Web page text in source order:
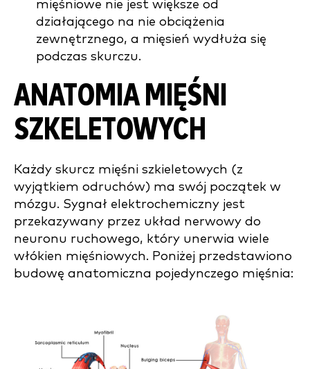
mięśniowe nie jest większe od
działającego na nie obciążenia
zewnętrznego, a mięsień wydłuża się
podczas skurczu.
ANATOMIA MIĘŚNI
SZKELETOWYCH
Każdy skurcz mięśni szkieletowych (z
wyjątkiem odruchów) ma swój początek w
mózgu. Sygnał elektrochemiczny jest
przekazywany przez układ nerwowy do
neuronu ruchowego, który unerwia wiele
włókien mięśniowych. Poniżej przedstawiono
budowę anatomiczna pojedynczego mięśnia: